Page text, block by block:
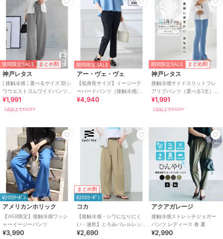
期間限定SALE まとめ割
神戸レタス
[ 接触冷感 ] 選べるサイズ 防シ
ワウエストゴムワイドパンツ
[M4432]
¥1,991
2点以上で5%OFF
期間限定SALE
アー・ヴェ・ヴェ
【低身長サイズ】イージーテ
ーパードパンツ［接触冷感/速
乾/UVカット/イージーケア］
¥4,940
期間限定SALE まとめ割
神戸レタス
接触冷感サイドスリットフレ
アリブパンツ（選べる3丈）
[M3932]
¥1,991
2点以上で5%OFF
¥200ｸｰﾎﾟﾝ
アメリカンホリック
【WEB限定】接触冷感ワッシ
ャーイージーパンツ
¥3,990
まとめ割
¥200ｸｰﾎﾟﾝ
コカ
【接触冷感・シワになりにく
い・速乾】とろみバレルレッ
グスラックス 全2色
¥2,690
アクアガレージ
接触冷感ストレッチジョガー
パンツ レディース 春 夏
¥2,990